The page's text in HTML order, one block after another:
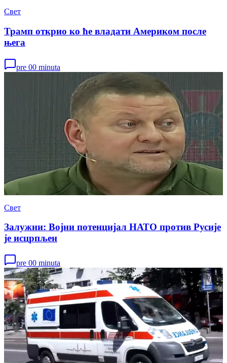
Свет
Трамп открио ко ће владати Америком после
њега
pre 00 minuta
Свет
Залужни: Војни потенцијал НАТО против Русије
је исцрпљен
pre 00 minuta